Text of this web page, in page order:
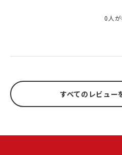
0人が
すべてのレビュー